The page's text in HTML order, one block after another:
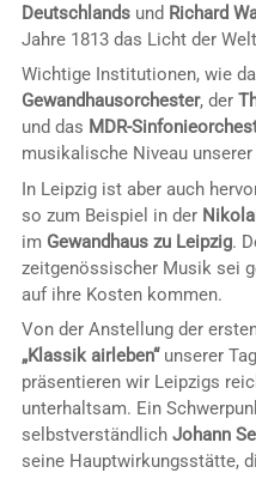
Deutschlandsund Richard
Jahre 1813 das Licht der
Wichtige Institutionen, wie
Gewandhausorchester, der
und das MDR-
musikalische Niveau unserer
In Leipzig ist aber auch
so zum Beispiel in der
im Gewandhaus zu Leipzig.
zeitgenössischer Musik sei
auf ihre Kosten kommen.
Von der Anstellung der
„Klassik airleben“unserer
präsentieren wir Leipzigs
unterhaltsam. Ein
selbstverständlich Johann
seine Hauptwirkungsstätte,